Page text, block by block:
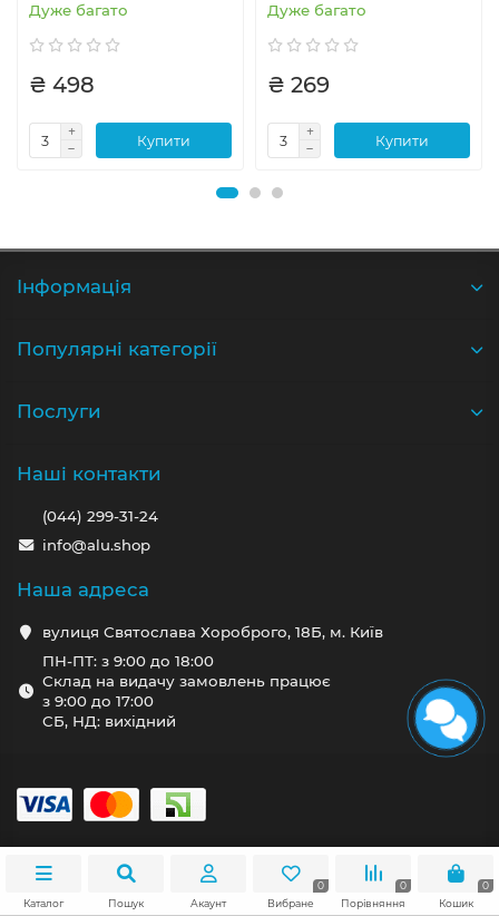
Дуже багато
₴ 498
Купити
Дуже багато
₴ 269
Купити
Iнформація
Популярні категорії
Послуги
Наші контакти
(044) 299-31-24
info@alu.shop
Наша адреса
вулиця Святослава Хороброго, 18Б, м. Київ
ПН-ПТ: з 9:00 до 18:00
Склад на видачу замовлень працює
з 9:00 до 17:00
СБ, НД: вихідний
Каталог Пошук Акаунт
0
Вибране
0
Порівняння
0
Кошик